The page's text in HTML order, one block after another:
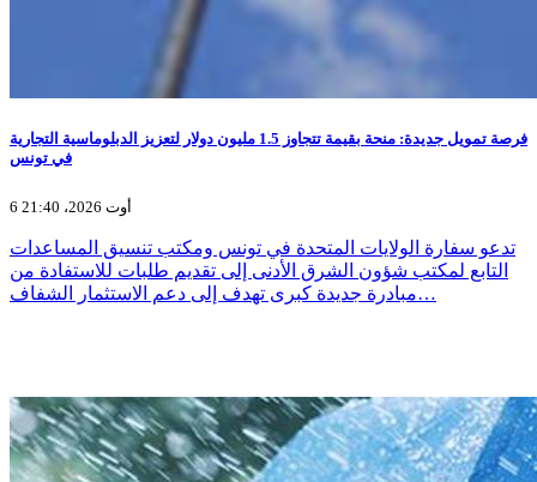
فرصة تمويل جديدة: منحة بقيمة تتجاوز 1.5 مليون دولار لتعزيز الدبلوماسية التجارية
في تونس
6 أوت 2026، 21:40
تدعو سفارة الولايات المتحدة في تونس ومكتب تنسيق المساعدات
التابع لمكتب شؤون الشرق الأدنى إلى تقديم طلبات للاستفادة من
مبادرة جديدة كبرى تهدف إلى دعم الاستثمار الشفاف…